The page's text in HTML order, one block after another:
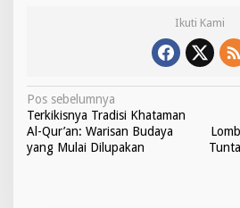
Ikuti Kami
N
a
v
Pos sebelumnya
Terkikisnya Tradisi Khataman
Al-Qur’an: Warisan Budaya
yang Mulai Dilupakan